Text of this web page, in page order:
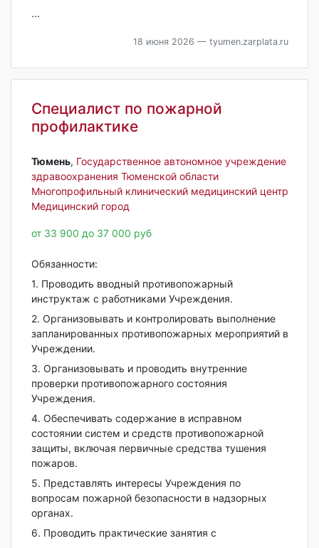
...
18 июня 2026 — tyumen.zarplata.ru
Специалист по пожарной
профилактике
Тюмень‎, Государственное автономное учреждение
здравоохранения Тюменской области
Многопрофильный клинический медицинский центр
Медицинский город
от 33 900 до 37 000 руб
Обязанности:
1. Проводить вводный противопожарный
инструктаж с работниками Учреждения.
2. Организовывать и контролировать выполнение
запланированных противопожарных мероприятий в
Учреждении.
3. Организовывать и проводить внутренние
проверки противопожарного состояния
Учреждения.
4. Обеспечивать содержание в исправном
состоянии систем и средств противопожарной
защиты, включая первичные средства тушения
пожаров.
5. Представлять интересы Учреждения по
вопросам пожарной безопасности в надзорных
органах.
6. Проводить практические занятия с